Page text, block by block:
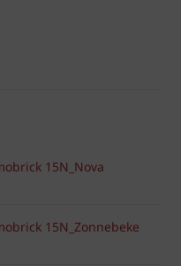
15N_Nova
15N_Zonnebeke